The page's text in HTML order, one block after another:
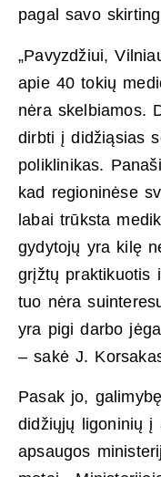
pagal savo
„Pavyzdžiui,
apie 40 tokių
nėra skelbiamos.
dirbti į didžiąsias
poliklinikas.
kad regioninėse
labai trūksta
gydytojų yra kilę
grįžtų praktikuotis
tuo nėra
yra pigi darbo
– sakė J.
Pasak jo,
didžiųjų ligoninių į
apsaugos